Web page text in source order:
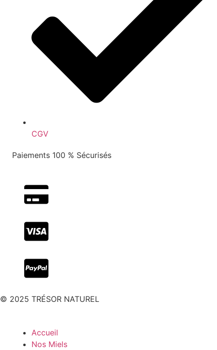
CGV
Paiements 100 % Sécurisés
© 2025 TRÉSOR NATUREL
Accueil
Nos Miels